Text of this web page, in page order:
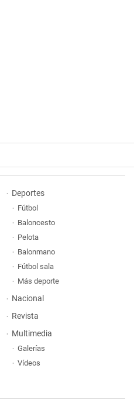
Deportes
Fútbol
Baloncesto
Pelota
Balonmano
Fútbol sala
Más deporte
Nacional
Revista
Multimedia
Galerías
Vídeos